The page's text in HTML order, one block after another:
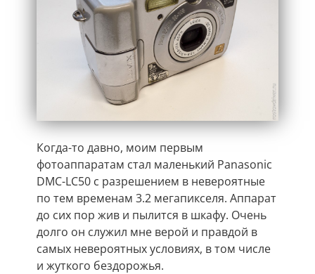
Когда-то давно, моим первым
фотоаппаратам стал маленький Panasonic
DMC-LC50с разрешением в невероятные
по тем временам 3.2 мегапикселя. Аппарат
до сих пор жив и пылится в шкафу. Очень
долго он служил мне верой и правдой в
самых невероятных условиях, в том числе
и жуткого бездорожья.